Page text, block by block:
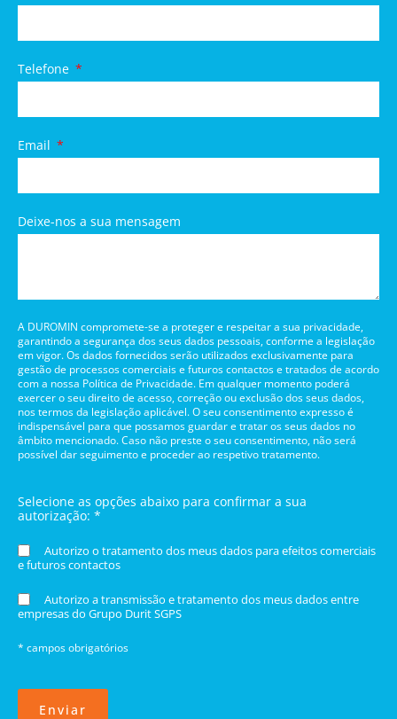
Telefone
Email
Deixe-nos a sua mensagem
A DUROMIN compromete-se a proteger e respeitar a sua privacidade,
garantindo a segurança dos seus dados pessoais, conforme a legislação
em vigor. Os dados fornecidos serão utilizados exclusivamente para
gestão de processos comerciais e futuros contactos e tratados de acordo
com a nossa Política de Privacidade. Em qualquer momento poderá
exercer o seu direito de acesso, correção ou exclusão dos seus dados,
nos termos da legislação aplicável. O seu consentimento expresso é
indispensável para que possamos guardar e tratar os seus dados no
âmbito mencionado. Caso não preste o seu consentimento, não será
possível dar seguimento e proceder ao respetivo tratamento.
Selecione as opções abaixo para confirmar a sua
autorização: *
Autorizo o tratamento dos meus dados para efeitos comerciais
e futuros contactos
Autorizo a transmissão e tratamento dos meus dados entre
empresas do Grupo Durit SGPS
* campos obrigatórios
Enviar